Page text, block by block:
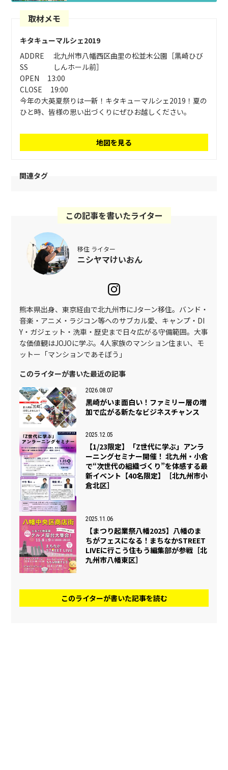
取材メモ
キタキューマルシェ2019
ADDRE
SS
北九州市八幡西区曲里の松並木公園［黒崎ひび
しんホール前］
OPEN
13:00
CLOSE
19:00
今年の大英夏祭りは一新！キタキューマルシェ2019！夏の
ひと時、皆様の思い出づくりにぜひお越しください。
地図を見る
関連タグ
この記事を書いたライター
移住 ライター
ニシヤマけいおん
熊本県出身、東京経由で北九州市にJターン移住。バンド・
音楽・アニメ・ラジコン等へのサブカル愛、キャンプ・DI
Y・ガジェット・洗車・歴史まで日々広がる守備範囲。大事
な価値観はJOJOに学ぶ。4人家族のマンション住まい、モ
ットー「マンションであそぼう」
このライターが書いた最近の記事
2026.08.07
黒崎がいま面白い！ファミリー層の増
加で広がる新たなビジネスチャンス
2025.12.05
【1/23限定】「Z世代に学ぶ」アンラ
ーニングセミナー開催！ 北九州・小倉
で“次世代の組織づくり”を体感する最
新イベント【40名限定】［北九州市小
倉北区］
2025.11.06
【まつり起業祭八幡2025】八幡のま
ちがフェスになる！まちなかSTREET
LIVEに行こう住もう編集部が参戦［北
九州市八幡東区］
このライターが書いた記事を読む